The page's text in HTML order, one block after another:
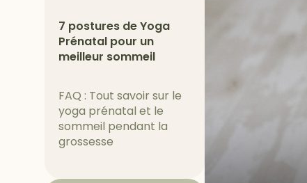
7 postures de Yoga
Prénatal pour un
meilleur sommeil
FAQ : Tout savoir sur le
yoga prénatal et le
sommeil pendant la
grossesse